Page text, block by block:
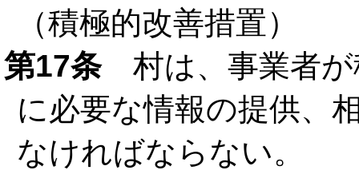
（積極的改善措置）
第17条村は、事業者が
に必要な情報の提供、
なければならない。